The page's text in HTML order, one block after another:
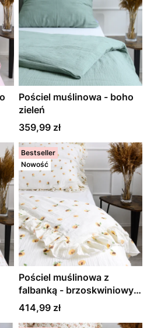
Pościel muślinowa - boho
zieleń
Cena
359,99 zł
Bestseller
Nowość
Pościel muślinowa z
falbanką - brzoskwiniowy
sad
Cena
414,99 zł